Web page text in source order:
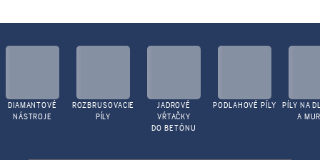
DIAMANTOVÉ
NÁSTROJE
ROZBRUSOVACIE
PÍLY
JADROVÉ
VŔTAČKY
DO BETÓNU
PODLAHOVÉ PÍLY
PÍLY NA
A